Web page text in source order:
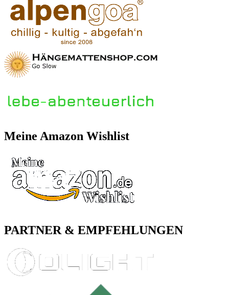
Meine Amazon Wishlist
PARTNER & EMPFEHLUNGEN